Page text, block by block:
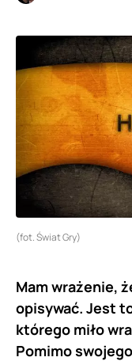
(fot. Świat Gry)
Mam wrażenie,
opisywać. Jest
którego miło
Pomimo